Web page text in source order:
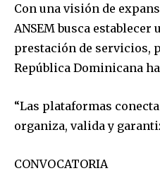
Con una visión de
ANSEM busca establecer
prestación de servicios,
República Dominicana
“Las plataformas
organiza, valida y
CONVOCATORIA